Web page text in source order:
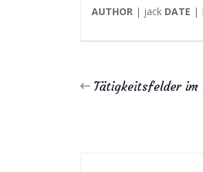
AUTHOR | jack DATE |
Tätigkeitsfelder im